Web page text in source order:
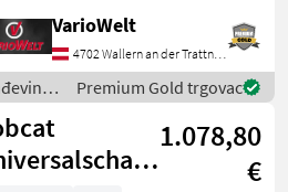
strojevi
utovarivači
VarioWelt
4702 Wallern an der Trattnach
/
Premium Gold trgovac
1.078,80
€